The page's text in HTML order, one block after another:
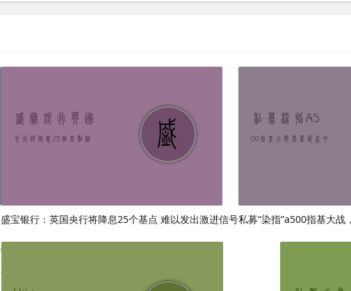
盛宝银行：英国央行将降息25个基点 难以发出激进信号私募“染指”a500指基大